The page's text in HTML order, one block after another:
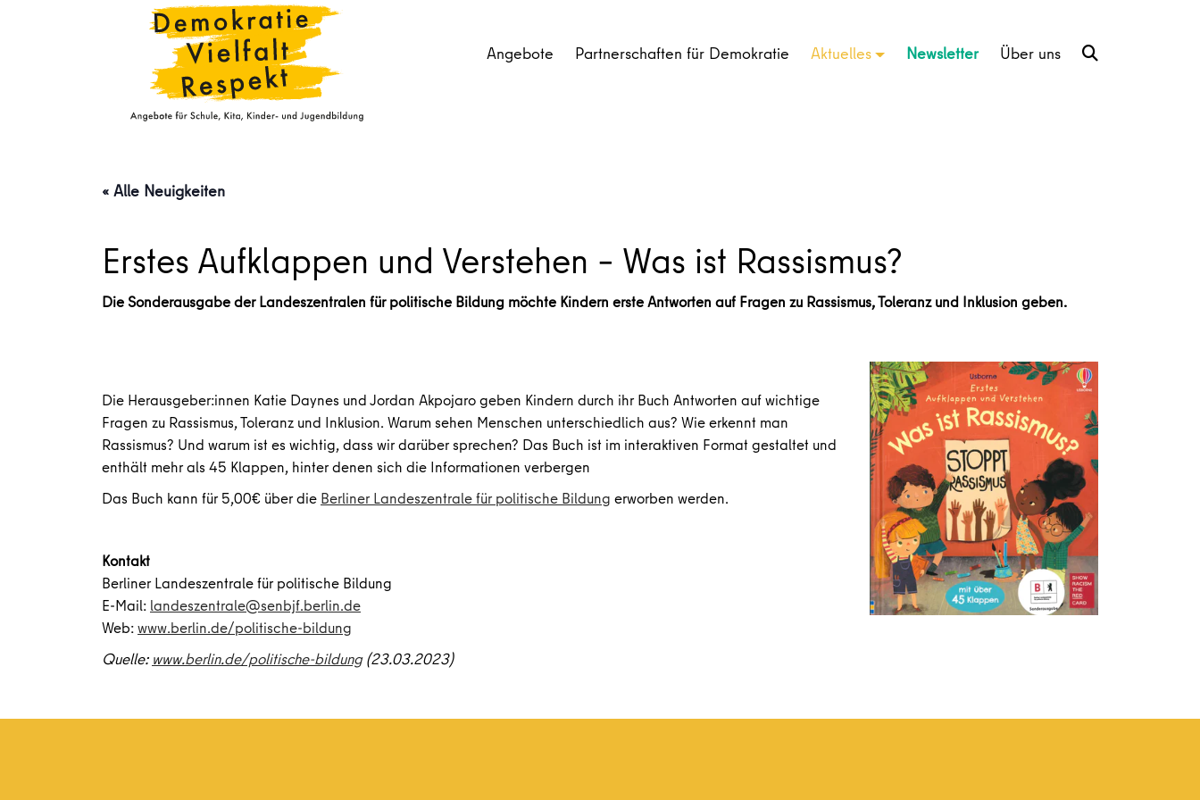
Angebote Partnerschaften für Demokratie Aktuelles Newsletter Über uns
« Alle Neuigkeiten
Erstes Aufklappen und Verstehen – Was ist Rassismus?
Die Sonderausgabe der Landeszentralen für politische Bildung möchte Kindern erste Antworten auf Fragen zu Rassismus, Toleranz und Inklusion geben.
Die Herausgeber:innen Katie Daynes und Jordan Akpojaro geben Kindern durch ihr Buch Antworten auf wichtige
Fragen zu Rassismus, Toleranz und Inklusion. Warum sehen Menschen unterschiedlich aus? Wie erkennt man
Rassismus? Und warum ist es wichtig, dass wir darüber sprechen? Das Buch ist im interaktiven Format gestaltet und
enthält mehr als 45 Klappen, hinter denen sich die Informationen verbergen
Das Buch kann für 5,00€ über die Berliner Landeszentrale für politische Bildung erworben werden.
Kontakt
Berliner Landeszentrale für politische Bildung
E-Mail: landeszentrale@senbjf.berlin.de
Web:www.berlin.de/politische-bildung
Quelle: www.berlin.de/politische-bildung(23.03.2023)